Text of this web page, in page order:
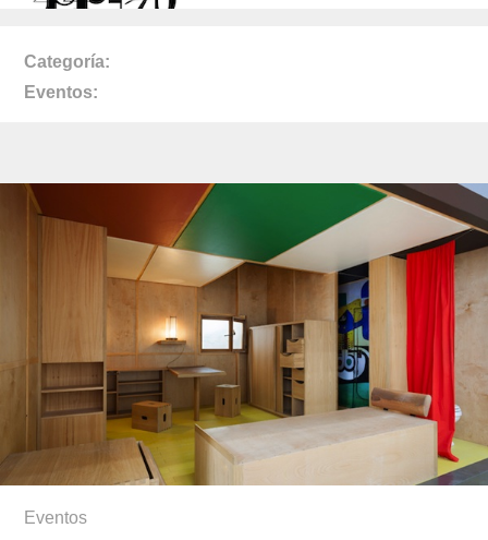
Categoría
Eventos
Eventos